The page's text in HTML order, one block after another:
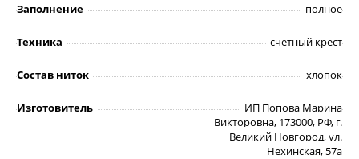
Заполнение полное
Техника счетный крест
Состав ниток хлопок
Изготовитель
ИП Попова Марина
Викторовна, 173000, РФ, г.
Великий Новгород, ул.
Нехинская, 57а